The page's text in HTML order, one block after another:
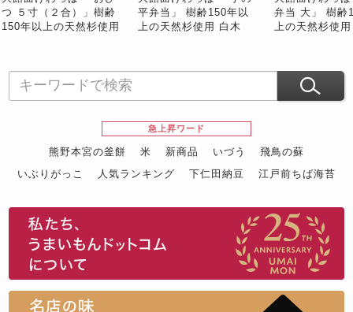
つ ５寸（２合）」樹齢
150年以上の天然杉使用
平弁当」 樹齢150年以
上の天然杉使用 白木
弁当 大」 樹齢
上の天然杉使
急上昇ワード
熊野本宮の釜餅 米 新商品 いづう
飛鳥の蘇
いぶりがっこ
人気ランキング 下仁田納豆
江戸前ちば海苔